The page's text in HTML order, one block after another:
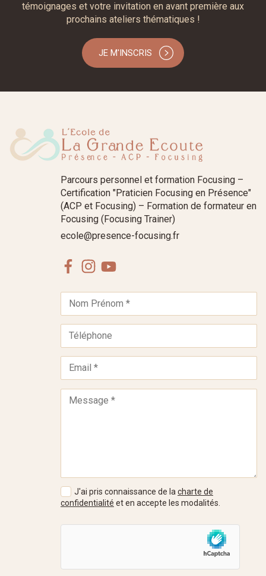
témoignages et votre invitation en avant première aux
prochains ateliers thématiques !
JE M'INSCRIS
Parcours personnel et formation Focusing –
Certification "Praticien Focusing en Présence"
(ACP et Focusing) – Formation de formateur en
Focusing (Focusing Trainer)
ecole@presence-focusing.fr
FacebookInstagram
J'ai pris connaissance de lacharte de
confidentialité et en accepte les modalités.